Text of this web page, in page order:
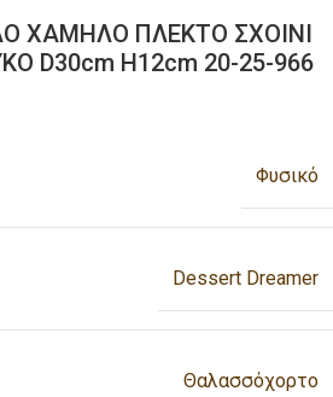
ΧΑΜΗΛΟ ΠΛΕΚΤΟ ΣΧΟΙΝΙ
D30cm H12cm 20-25-966
Φυσικό
Dessert Dreamer
Θαλασσόχορτο